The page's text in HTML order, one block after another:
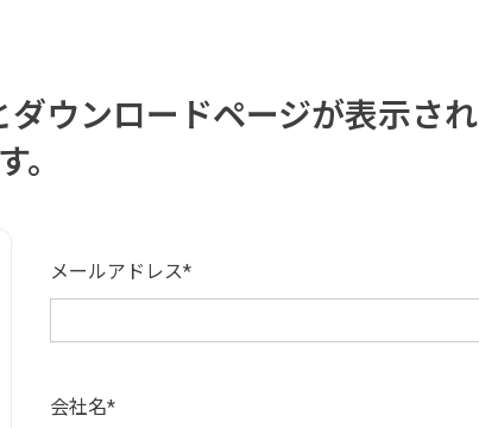
ウンロードページが表示され
。
メールアドレス*
会社名*